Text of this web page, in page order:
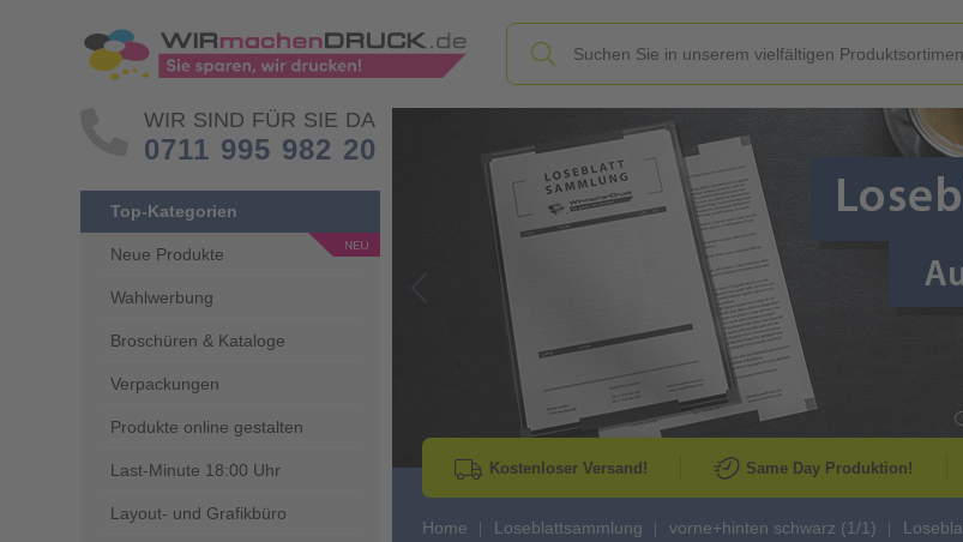
WIR SIND FÜR SIE DA
0711 995 982 20
Top-Kategorien
Neue Produkte
Wahlwerbung
Broschüren & Kataloge
Verpackungen
Produkte online gestalten
Last-Minute 18:00 Uhr
Layout- und Grafikbüro
Go to Previous Slide
Kostenloser Versand! Same Day Produktion!
Home Loseblattsammlung vorne+hinten schwarz (1/1)